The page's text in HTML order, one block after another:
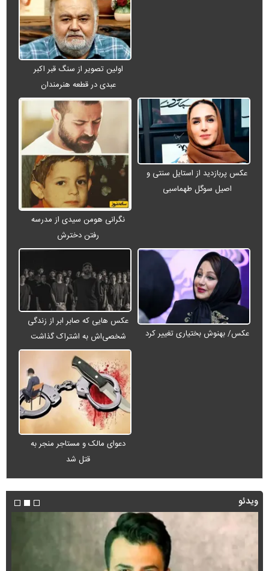
اولین تصویر از سنگ قبر اکبر
عبدی در قطعه هنرمندان
عکس پربازدید از استایل سنتی و
اصیل سوگل طهماسبی
نگرانی هومن سیدی از مدرسه
رفتن دخترش
عکس/ بهنوش بختیاری تغییر کرد
عکس هایی که صابر ابر از زندگی
شخصی‌اش به اشتراک گذاشت
دعوای مالک و مستاجر منجر به
قتل شد
ویدئو